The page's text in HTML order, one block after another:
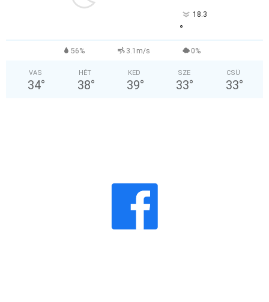
18.3
°
56% 3.1m/s 0%
VAS
34°
HÉT
38°
KED
39°
SZE
33°
CSÜ
33°